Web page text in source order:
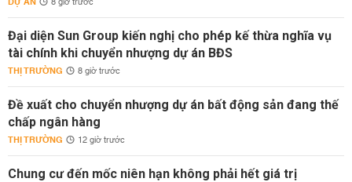
Đại diện Sun Group kiến nghị cho phép kế thừa nghĩa vụ
tài chính khi chuyển nhượng dự án BĐS
THỊ TRƯỜNG 8 giờ trước
Đề xuất cho chuyển nhượng dự án bất động sản đang thế
chấp ngân hàng
THỊ TRƯỜNG 12 giờ trước
Chung cư đến mốc niên hạn không phải hết giá trị